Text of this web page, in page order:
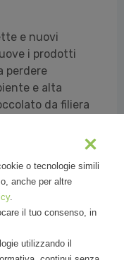
e nuovi
i prodotti
perdere
e alta
da filiera
o tecnologie simili
anche per altre
.
il tuo consenso, in
utilizzando il